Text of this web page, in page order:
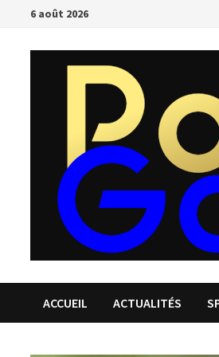
Passer
contenu
6 août 2026
ACCUEIL ACTUALITÉS